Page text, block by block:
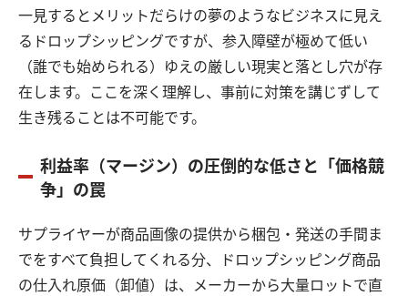
一見するとメリットだらけの夢のようなビジネスに見え
るドロップシッピングですが、参入障壁が極めて低い
（誰でも始められる）ゆえの厳しい現実と落とし穴が存
在します。ここを深く理解し、事前に対策を講じずして
生き残ることは不可能です。
利益率（マージン）の圧倒的な低さと「価格競
争」の罠
サプライヤーが商品画像の提供から梱包・発送の手間ま
でをすべて負担してくれる分、ドロップシッピング商品
の仕入れ原価（卸値）は、メーカーから大量ロットで直